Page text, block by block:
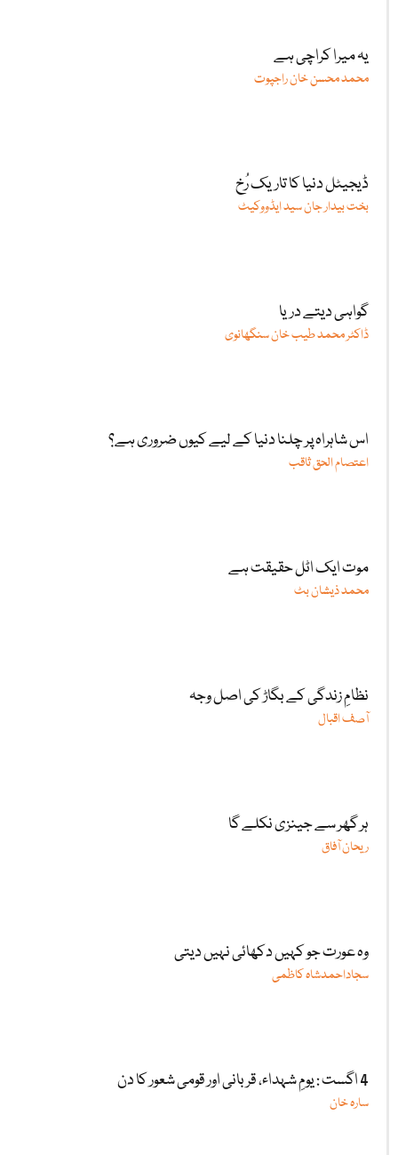
یہ میرا کراچی ہے
محمد محسن خان راجپوت
ڈیجیٹل دنیا کا تاریک رُخ
بخت بیدار جان سید ایڈووکیٹ
گواہی دیتے دریا
ڈاکٹر محمد طیب خان سنگھانوی
اس شاہراہ پر چلنا دنیا کے لیے کیوں ضروری ہے؟
اعتصام الحق ثاقب
موت ایک اٹل حقیقت ہے
محمد ذیشان بٹ
نظامِ زندگی کے بگاڑ کی اصل وجہ
آصف اقبال
ہر گھر سے جینزی نکلے گا
ریحان آفاق
وہ عورت جو کہیں دکھائی نہیں دیتی
سجاداحمدشاہ کاظمی
4 اگست : یومِ شہداء، قربانی اور قومی شعور کا دن
سارہ خان